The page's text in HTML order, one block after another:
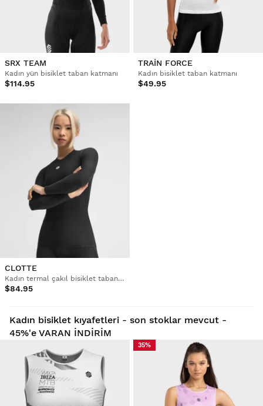
SRX TEAM
Kadın yün bisiklet taban katmanı
$114.95
TRAIN FORCE
Kadın bisiklet taban katmanı
$49.95
CLOTTE
Kadın termal çakıl bisiklet taban katmanı üst
$84.95
Kadın bisiklet kıyafetleri - son stoklar mevcut -
45%'e VARAN İNDİRİM
35%